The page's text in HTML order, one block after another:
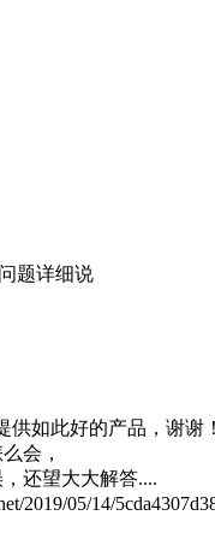
题详细说
供如此好的产品，谢谢！
会，
还望大大解答....
2019/05/14/